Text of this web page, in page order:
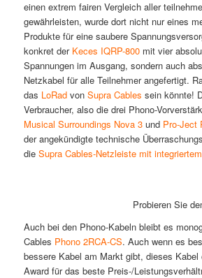
einen extrem fairen Vergleich aller
gewährleisten, wurde dort nicht nur eines
Produkte für eine saubere
konkret der Keces IQRP-800mit vier
Spannungen im Ausgang, sondern auch
Netzkabel für alle Teilnehmer angefertigt.
das LoRadvon Supra Cables sein könnte!
Verbraucher, also die drei Phono-
Musical Surroundings Nova 3und Pro-Ject
der angekündigte technische
die Supra Cables-Netzleiste mit
Probieren Sie
Auch bei den Phono-Kabeln bleibt es
Cables Phono 2RCA-CS. Auch wenn es
bessere Kabel am Markt gibt, dieses Kabel
Award für das beste Preis-/